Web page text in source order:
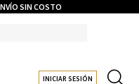
SIN COSTO
INICIAR SESIÓN